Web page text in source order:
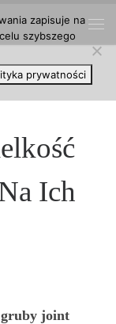
Pąków
Ich
gruby joint
zapisuje na
szybszego
prywatności